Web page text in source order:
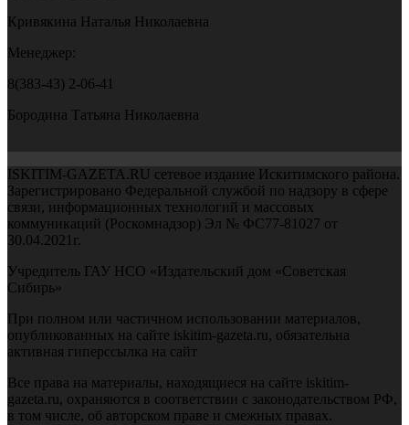
Кривякина Наталья Николаевна
Менеджер:
8(383-43) 2-06-41
Бородина Татьяна Николаевна
ISKITIM-GAZETA.RU сетевое издание Искитимского района.
Зарегистрировано Федеральной службой по надзору в сфере
связи, информационных технологий и массовых
коммуникаций (Роскомнадзор) Эл № ФС77-81027 от
30.04.2021г.
Учредитель ГАУ НСО «Издательский дом «Советская
Сибирь»
При полном или частичном использовании материалов,
опубликованных на сайте iskitim-gazeta.ru, обязательна
активная гиперссылка на сайт
Все права на материалы, находящиеся на сайте iskitim-
gazeta.ru, охраняются в соответствии с законодательством РФ,
в том числе, об авторском праве и смежных правах.